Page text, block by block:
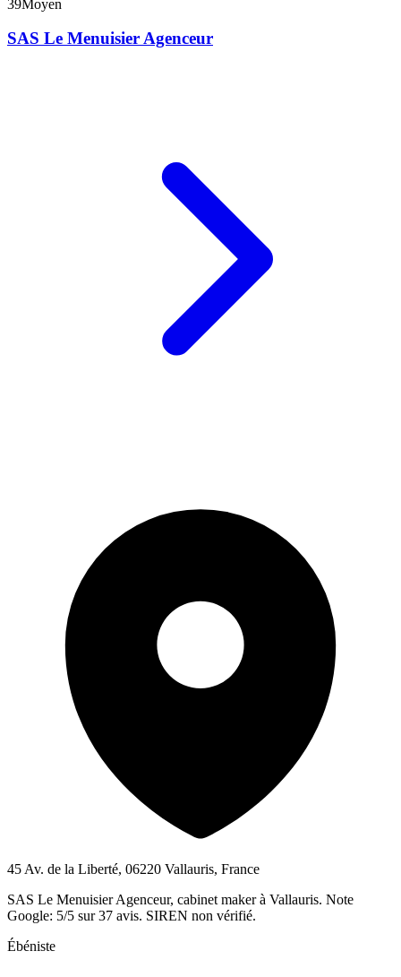
39Moyen
SAS Le Menuisier Agenceur
45 Av. de la Liberté, 06220 Vallauris, France
SAS Le Menuisier Agenceur, cabinet maker à Vallauris. Note
Google: 5/5 sur 37 avis. SIREN non vérifié.
Ébéniste